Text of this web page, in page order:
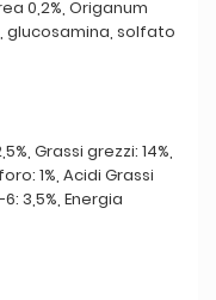
0,2%, Origanum
glucosamina, solfato
Grassi grezzi: 14%,
1%, Acidi Grassi
3,5%, Energia